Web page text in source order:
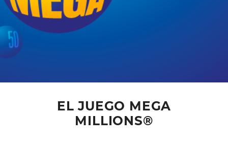
EL JUEGO MEGA
MILLIONS®